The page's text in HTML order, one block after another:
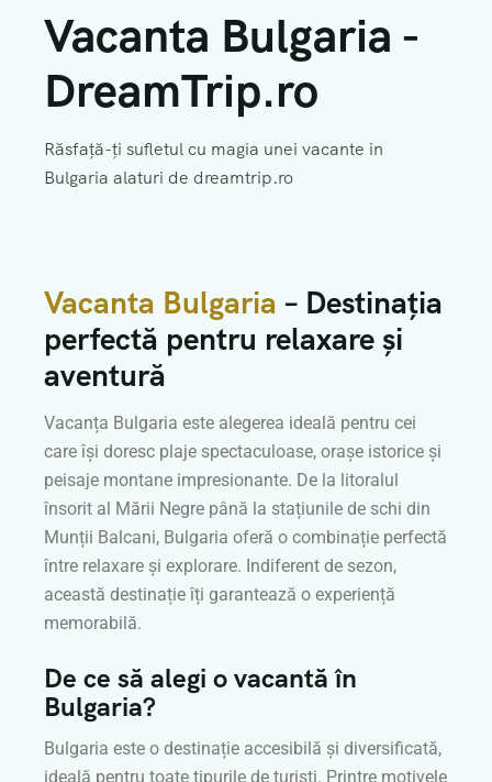
EXCURSII TURCIA
VACANTA BULGARIA
VACANTA CROATIA
VACANTA SKI
VACANTA SPANIA
Vacanta Bulgaria -
DreamTrip.ro
Răsfață-ți sufletul cu magia unei vacante in
Bulgaria alaturi de dreamtrip.ro
Vacanta Bulgaria – Destinația
perfectă pentru relaxare și
aventură
Vacanța Bulgaria este alegerea ideală pentru cei
care își doresc plaje spectaculoase, orașe istorice și
peisaje montane impresionante. De la litoralul
însorit al Mării Negre până la stațiunile de schi din
Munții Balcani, Bulgaria oferă o combinație perfectă
între relaxare și explorare. Indiferent de sezon,
această destinație îți garantează o experiență
memorabilă.
De ce să alegi o vacantă în
Bulgaria?
Bulgaria este o destinație accesibilă și diversificată,
ideală pentru toate tipurile de turiști. Printre motivele